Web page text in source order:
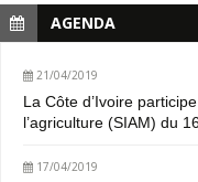
AGENDA
21/04/2019
La Côte d’Ivoire
l’agriculture (SIAM) du
17/04/2019